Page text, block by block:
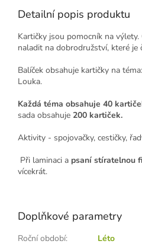
Detailní popis produktu
Kartičky jsou pomocník na
naladit na dobrodružství, které je
Balíček obsahuje kartičky na
Louka.
Každá téma obsahuje 40
sada obsahuje 200 kartiček.
Aktivity - spojovačky, cestičky,
Při laminaci a psaní stíratelnou
vícekrát.
Doplňkové parametry
Roční období:
Léto